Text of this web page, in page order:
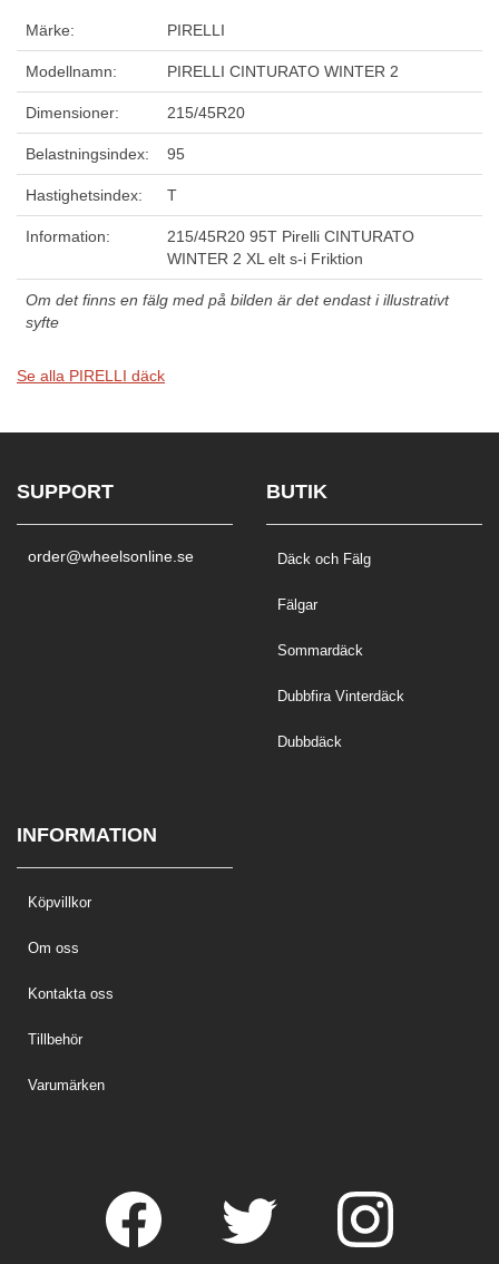
Märke: PIRELLI
Modellnamn: PIRELLI CINTURATO WINTER 2
Dimensioner: 215/45R20
Belastningsindex: 95
Hastighetsindex: T
Information:
215/45R20 95T Pirelli CINTURATO
WINTER 2 XL elt s-i Friktion
Om det finns en fälg med på bilden är det endast i illustrativt
syfte
Se alla PIRELLI däck
SUPPORT
order@wheelsonline.se
BUTIK
Däck och Fälg
Fälgar
Sommardäck
Dubbfira Vinterdäck
Dubbdäck
INFORMATION
Köpvillkor
Om oss
Kontakta oss
Tillbehör
Varumärken